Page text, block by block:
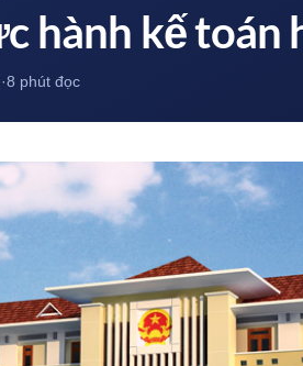
hành kế toán
·8 phút đọc